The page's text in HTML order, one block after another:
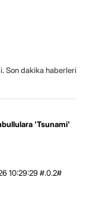
Son dakika haberleri
'Tsunami'
10:29:29 #.0.2#